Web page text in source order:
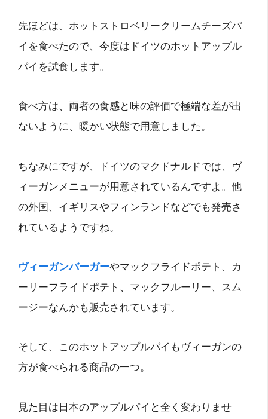
先ほどは、ホットストロベリークリームチーズパ
イを食べたので、今度はドイツのホットアップル
パイを試食します。
食べ方は、両者の食感と味の評価で極端な差が出
ないように、暖かい状態で用意しました。
ちなみにですが、ドイツのマクドナルドでは、ヴ
ィーガンメニューが用意されているんですよ。他
の外国、イギリスやフィンランドなどでも発売さ
れているようですね。
ヴィーガンバーガーやマックフライドポテト、カ
ーリーフライドポテト、マックフルーリー、スム
ージーなんかも販売されています。
そして、このホットアップルパイもヴィーガンの
方が食べられる商品の一つ。
見た目は日本のアップルパイと全く変わりませ